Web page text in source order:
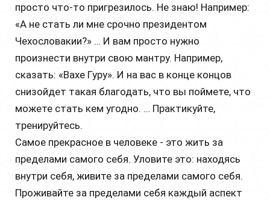
просто что-то пригрезилось. Не знаю! Например:
«А не стать ли мне срочно президентом
Чехословакии?» … И вам просто нужно
произнести внутри свою мантру. Например,
сказать: «Вахе Гуру». И на вас в конце концов
снизойдет такая благодать, что вы поймете, что
можете стать кем угодно. … Практикуйте,
тренируйтесь.
Самое прекрасное в человеке - это жить за
пределами самого себя. Уловите это: находясь
внутри себя, живите за пределами самого себя.
Проживайте за пределами себя каждый аспект